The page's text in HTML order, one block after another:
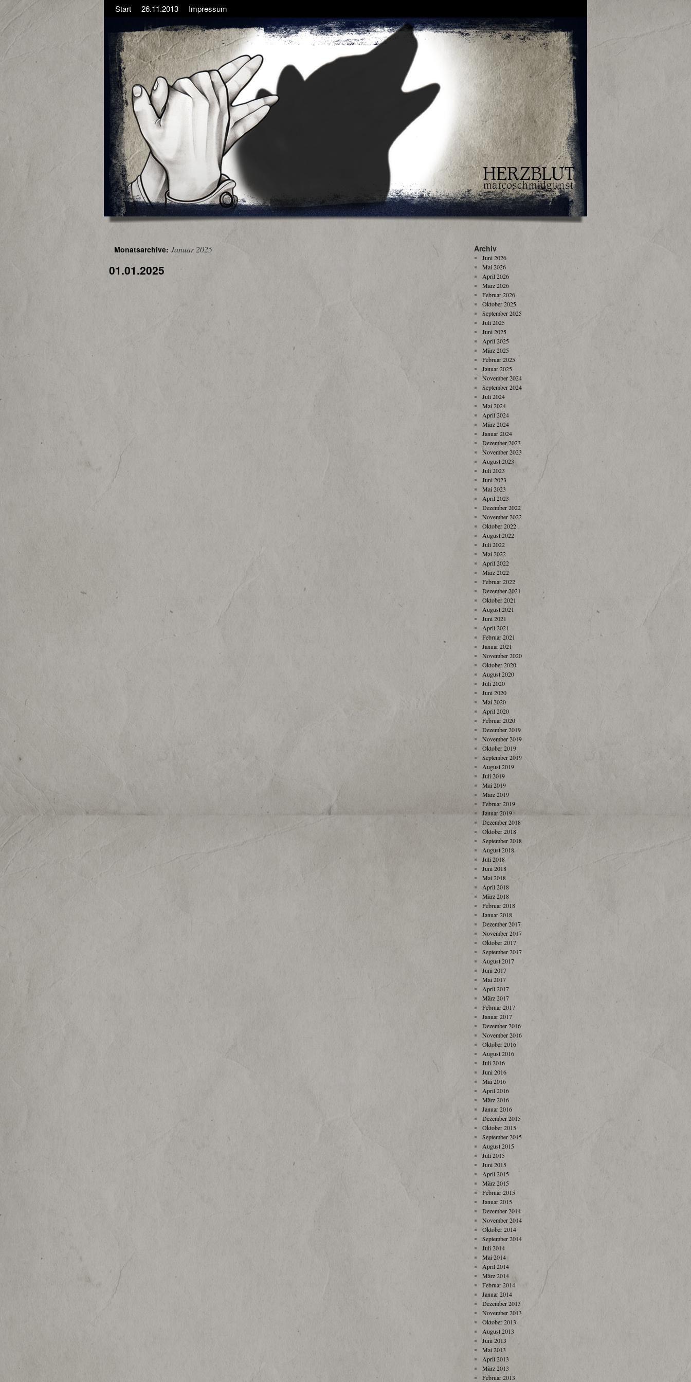
Start 26.11.2013 Impressum
Monatsarchive: Januar 2025
01.01.2025
Archiv
Juni 2026
Mai 2026
April 2026
März 2026
Februar 2026
Oktober 2025
September 2025
Juli 2025
Juni 2025
April 2025
März 2025
Februar 2025
Januar 2025
November 2024
September 2024
Juli 2024
Mai 2024
April 2024
März 2024
Januar 2024
Dezember 2023
November 2023
August 2023
Juli 2023
Juni 2023
Mai 2023
April 2023
Dezember 2022
November 2022
Oktober 2022
August 2022
Juli 2022
Mai 2022
April 2022
März 2022
Februar 2022
Dezember 2021
Oktober 2021
August 2021
Juni 2021
April 2021
Februar 2021
Januar 2021
November 2020
Oktober 2020
August 2020
Juli 2020
Juni 2020
Mai 2020
April 2020
Februar 2020
Dezember 2019
November 2019
Oktober 2019
September 2019
August 2019
Juli 2019
Mai 2019
März 2019
Februar 2019
Januar 2019
Dezember 2018
Oktober 2018
September 2018
August 2018
Juli 2018
Juni 2018
Mai 2018
April 2018
März 2018
Februar 2018
Januar 2018
Dezember 2017
November 2017
Oktober 2017
September 2017
August 2017
Juni 2017
Mai 2017
April 2017
März 2017
Februar 2017
Januar 2017
Dezember 2016
November 2016
Oktober 2016
August 2016
Juli 2016
Juni 2016
Mai 2016
April 2016
März 2016
Januar 2016
Dezember 2015
Oktober 2015
September 2015
August 2015
Juli 2015
Juni 2015
April 2015
März 2015
Februar 2015
Januar 2015
Dezember 2014
November 2014
Oktober 2014
September 2014
Juli 2014
Mai 2014
April 2014
März 2014
Februar 2014
Januar 2014
Dezember 2013
November 2013
Oktober 2013
August 2013
Juni 2013
Mai 2013
April 2013
März 2013
Februar 2013